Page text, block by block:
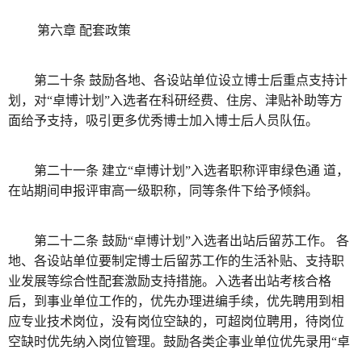
第六章 配套政策
第二十条 鼓励各地、各设站单位设立博士后重点支持计
划，对“卓博计划”入选者在科研经费、住房、津贴补助等方
面给予支持，吸引更多优秀博士加入博士后人员队伍。
第二十一条 建立“卓博计划”入选者职称评审绿色通 道，
在站期间申报评审高一级职称，同等条件下给予倾斜。
第二十二条 鼓励“卓博计划”入选者出站后留苏工作。 各
地、各设站单位要制定博士后留苏工作的生活补贴、支持职
业发展等综合性配套激励支持措施。入选者出站考核合格
后，到事业单位工作的，优先办理进编手续，优先聘用到相
应专业技术岗位，没有岗位空缺的，可超岗位聘用，待岗位
空缺时优先纳入岗位管理。鼓励各类企事业单位优先录用“卓